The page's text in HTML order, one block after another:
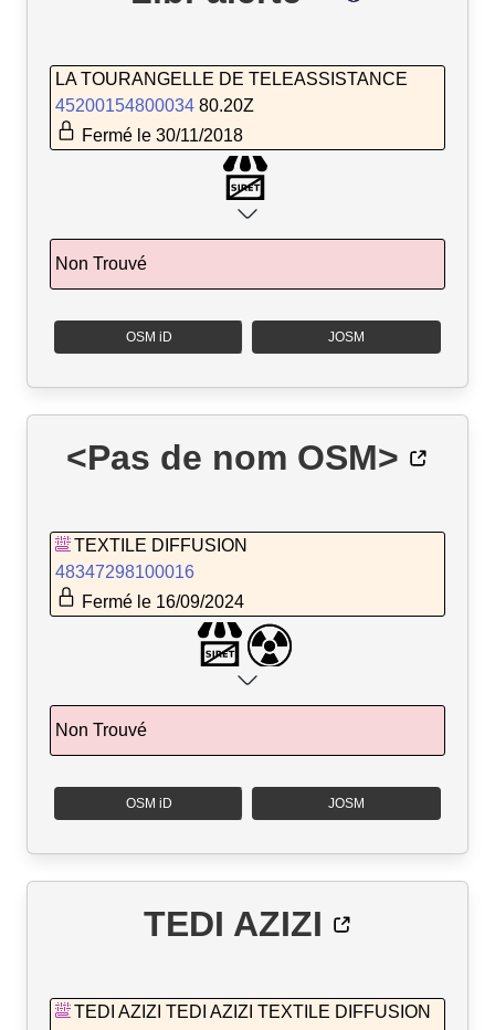
LA TOURANGELLE DE TELEASSISTANCE
45200154800034 80.20Z
Fermé le 30/11/2018
Non Trouvé
OSM iD JOSM
<Pas de nom OSM>
TEXTILE DIFFUSION
48347298100016
Fermé le 16/09/2024
Non Trouvé
OSM iD JOSM
TEDI AZIZI
TEDI AZIZI TEDI AZIZI TEXTILE DIFFUSION